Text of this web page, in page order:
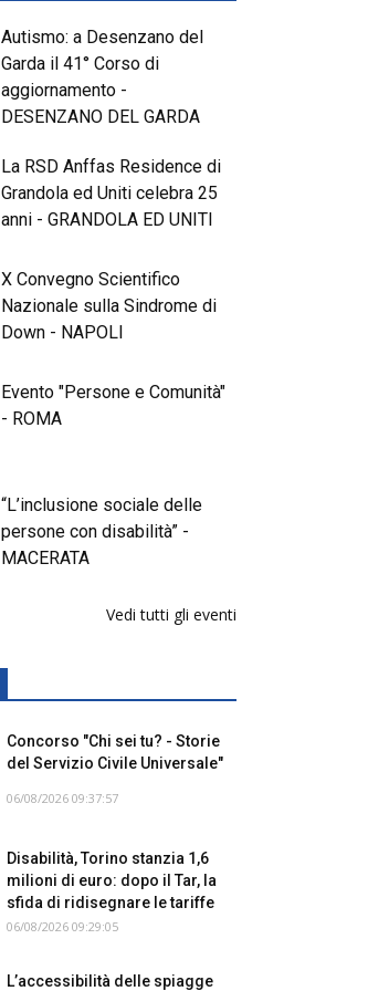
Autismo: a Desenzano del
Garda il 41° Corso di
aggiornamento -
DESENZANO DEL GARDA
La RSD Anffas Residence di
Grandola ed Uniti celebra 25
anni - GRANDOLA ED UNITI
X Convegno Scientifico
Nazionale sulla Sindrome di
Down - NAPOLI
Evento "Persone e Comunità"
- ROMA
“L’inclusione sociale delle
persone con disabilità” -
MACERATA
Vedi tutti gli eventi
Concorso "Chi sei tu? - Storie
del Servizio Civile Universale"
06/08/2026 09:37:57
Disabilità, Torino stanzia 1,6
milioni di euro: dopo il Tar, la
sfida di ridisegnare le tariffe
06/08/2026 09:29:05
L’accessibilità delle spiagge